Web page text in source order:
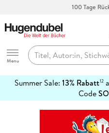
100 Tage
Hugendubel
Menu
Summer Sale: 13% Rabatt12
Code
erfahren